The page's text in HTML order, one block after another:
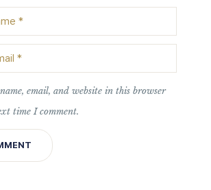
email, and website in this browser
time I comment.